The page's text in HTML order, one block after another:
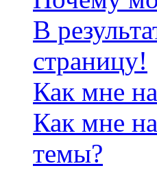
В
страницу!
Как мне
Как мне
темы?